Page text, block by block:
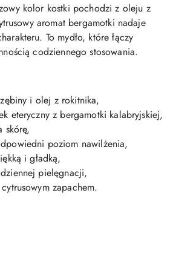
kolor kostki pochodzi z oleju z
aromat bergamotki nadaje
To mydło, które łączy
codziennego stosowania.
i olej z rokitnika,
eteryczny z bergamotki kalabryjskiej,
skórę,
poziom nawilżenia,
i gładką,
pielęgnacji,
zapachem.